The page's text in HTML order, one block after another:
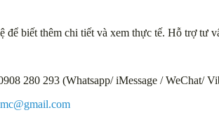
để biết thêm chi tiết và xem thực tế. Hỗ trợ tư
280 293 (Whatsapp/ iMessage /